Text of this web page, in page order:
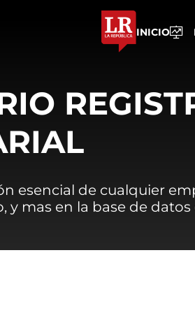
INICIO
esencial de cualquier
y mas en la base de